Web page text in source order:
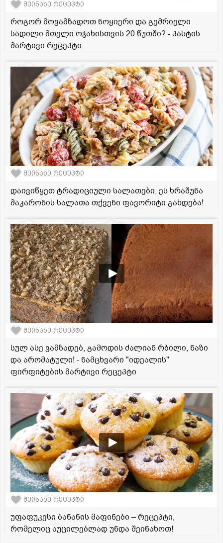
შეინახე რეცეპტი
როგორ მოვამზადოთ ნოყიერი და გემრიელი
სადილი მთელი ოჯახისთვის 20 წუთში? - პასტის
მარტივი რეცეპტი
შეინახე რეცეპტი
დაივიწყეთ ტრადიციული სალათები, ეს ხრაშუნა
მაკარონის სალათა თქვენი ფავორიტი გახდება!
შეინახე რეცეპტი
სულ ასე ვამზადებ, გამოდის ძალიან რბილი, ნაზი
და არომატული! - ნამცხვარი "იდეალის"
ფირფიტების მარტივი რეცეპტი
შეინახე რეცეპტი
უფაფუკესი ბანანის მაფინები – რეცეპტი,
რომელიც აუცილებლად უნდა შეინახოთ!